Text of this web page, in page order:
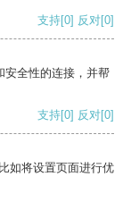
支持[0] 反对[0]
安全性的连接，并帮
支持[0] 反对[0]
如将设置页面进行优